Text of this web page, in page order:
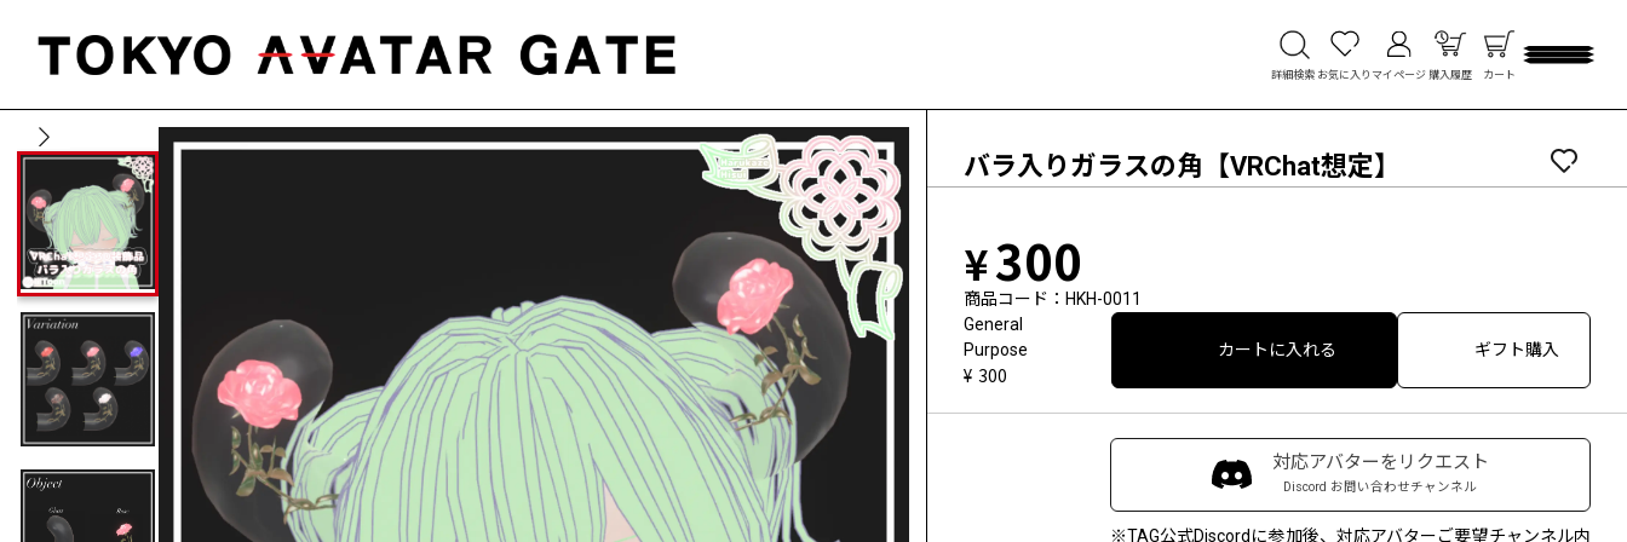
詳細検索 お気に入り マイページ 購入履歴 カート
バラ入りガラスの角【VRChat想定】
300
商品コード
HKH-0011
General
Purpose
300
カートに入れる ギフト購入
対応アバターをリクエスト
Discord お問い合わせチャンネル
※TAG公式Discordに参加後、対応アバターご要望チャンネル内